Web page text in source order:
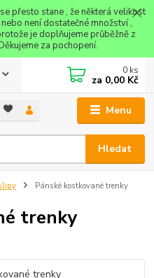
přesto stane , že některá velikost
není dostatečné množství ,
je doplňujeme průběžně z
za pochopení.
Menu
Hledat
0 ks
za 0,00 Kč
Pánské kostkované trenky
trenky